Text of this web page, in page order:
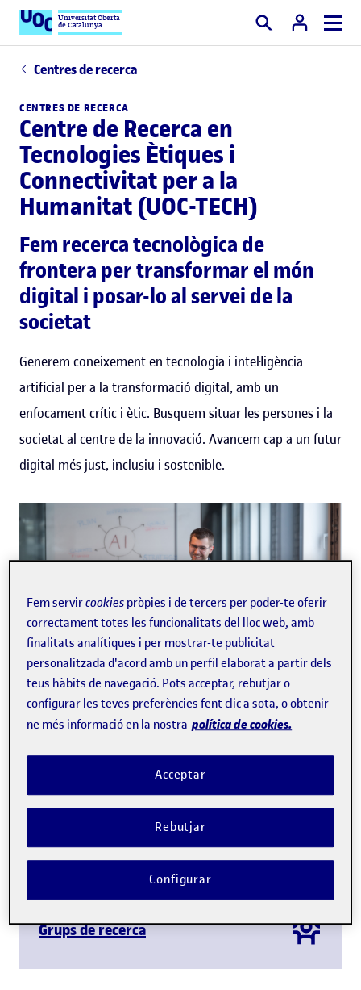
Universitat Oberta
de Catalunya Cercar
Centres de recerca
CENTRES DE RECERCA
Centre de Recerca en
Tecnologies Ètiques i
Connectivitat per a la
Humanitat (UOC-TECH)
Fem recerca tecnològica de
frontera per transformar el món
digital i posar-lo al servei de la
societat
Generem coneixement en tecnologia i intel·ligència
artificial per a la transformació digital, amb un
enfocament crític i ètic. Busquem situar les persones i la
societat al centre de la innovació. Avancem cap a un futur
digital més just, inclusiu i sostenible.
Grups de recerca
Fem servircookies pròpies i de tercers per poder-te oferir
correctament totes les funcionalitats del lloc web, amb
finalitats analítiques i per mostrar-te publicitat
personalitzada d'acord amb un perfil elaborat a partir dels
teus hàbits de navegació. Pots acceptar, rebutjar o
configurar les teves preferències fent clic a sota, o obtenir-
ne més informació en la nostra política de cookies.
Rebutjar
Acceptar
Configurar